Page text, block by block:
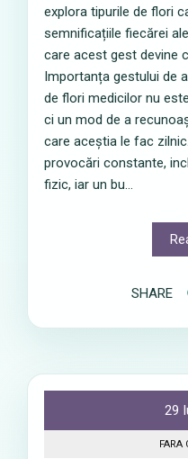
explora tipurile de flori
semnificațiile fiecărei
care acest gest devine
Importanța gestului de
de flori medicilor nu
ci un mod de a
care aceștia le fac
provocări constante,
fizic, iar un bu...
SHARE
29
FARA